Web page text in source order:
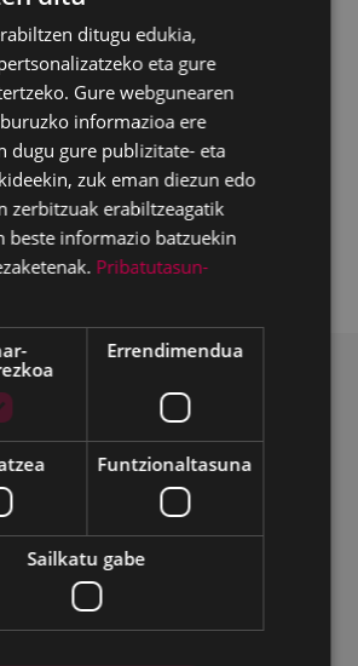
eguna otsailaren 19a
andereño/maisuari esan.
mostradorean.
BATZUK
ditugu edukia,
eta gure
Gure webgunearen
informazioa ere
dugu gure publizitate- eta
zuk eman diezun edo
zerbitzuak erabiltzeagatik
beste informazio batzuekin
Pribatutasun-
Errendimendua
Funtzionaltasuna
Sailkatu gabe